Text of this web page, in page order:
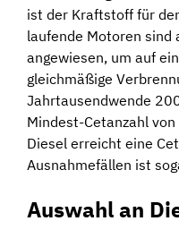
ist der Kraftstoff für
laufende Motoren sind
angewiesen, um auf
gleichmäßige
Jahrtausendwende
Mindest-Cetanzahl
Diesel erreicht eine
Ausnahmefällen ist
Auswahl an